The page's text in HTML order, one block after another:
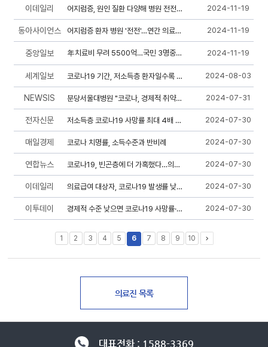
이데일리 어지럼증, 원인 질환 다양해 병원 전전하며 비용·시간 소모하는 환자 ... 2024-11-19
동아사이언스 어지럼증 환자 병원 '전전'…연간 의료비 부담 5500억 2024-11-19
중앙일보 年치료비 무려 5500억…국민 3명중 1명 한번쯤 앓는 증상 뭐길래 2024-11-19
세계일보 코로나19 기간, 저소득층 환자일수록 입원율·치명률 더 높아 2024-08-03
NEWSIS 분당서울대병원 "코로나, 경제적 취약층에 더 위험했다" 2024-07-31
전자신문 저소득층 코로나19 사망률 최대 4배 높아 2024-07-30
매일경제 코로나 치명률, 소득수준과 반비례 2024-07-30
연합뉴스 코로나19, 빈곤층에 더 가혹했다…의료급여 대상자 치명률 5.8배 2024-07-30
이데일리 의료급여 대상자, 코로나19 발생률 낮지만 입원율과 사망률은 더 높아 2024-07-30
이투데이 경제적 수준 낮으면 코로나19 사망률·치명률 더 높아 2024-07-30
1 2 3 4 5 6 7 8 9 10
대표전화 : 1588-3369